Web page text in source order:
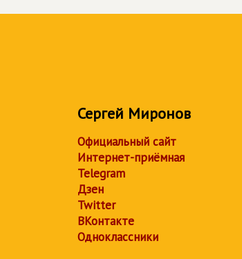
Сергей Миронов
Официальный сайт
Интернет-приёмная
Telegram
Дзен
Twitter
ВКонтакте
Одноклассники